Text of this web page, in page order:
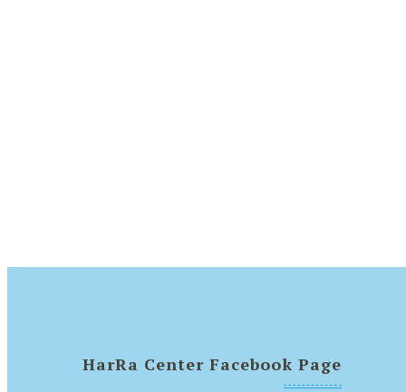
HarRa Center Facebook Page